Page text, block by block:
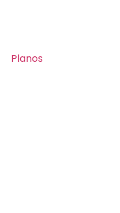
Planos